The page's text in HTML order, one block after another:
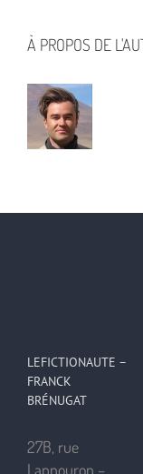
À PROPOS DE
LEFICTIONAUTE –
FRANCK
BRÉNUGAT
27B, rue
Lannouron –